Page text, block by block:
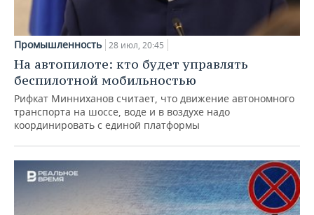
Промышленность 28 июл, 20:45
На автопилоте: кто будет управлять
беспилотной мобильностью
Рифкат Минниханов считает, что движение автономного
транспорта на шоссе, воде и в воздухе надо
координировать с единой платформы